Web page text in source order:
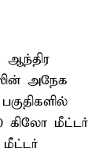
ஆந்திர
அநேக
கிலோ மீட்டர்